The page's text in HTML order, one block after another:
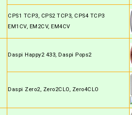
CPS1 TCP3, CPS2 TCP3, CPS4 TCP3
EM1CV, EM2CV, EM4CV
Daspi Happy2 433, Daspi Pops2
Daspi Zero2, Zero2CLO, Zero4CLO